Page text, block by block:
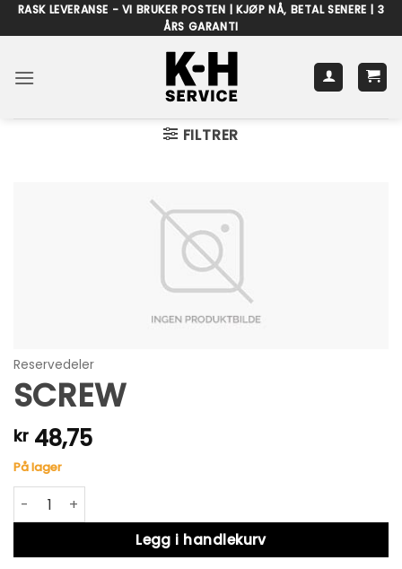
Skip
to
RASK LEVERANSE - VI BRUKER POSTEN | KJØP NÅ, BETAL SENERE | 3
ÅRS GARANTI
FILTRER
Reservedeler
SCREW
kr 48,75
På lager
SCREW antall
Legg i handlekurv
Alternative: